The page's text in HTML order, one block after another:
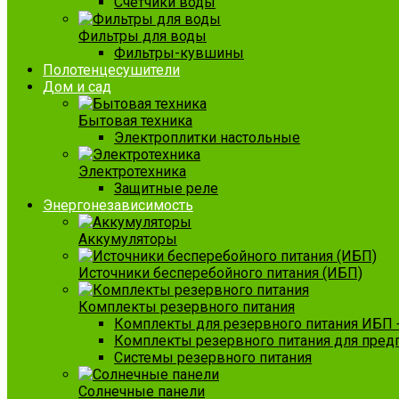
Фильтры для воды
Фильтры-кувшины
Полотенцесушители
Дом и сад
Бытовая техника
Электроплитки настольные
Электротехника
Защитные реле
Энергонезависимость
Аккумуляторы
Источники бесперебойного питания (ИБП)
Комплекты резервного питания
Комплекты для резервного питания ИБП
Комплекты резервного питания для
Системы резервного питания
Солнечные панели